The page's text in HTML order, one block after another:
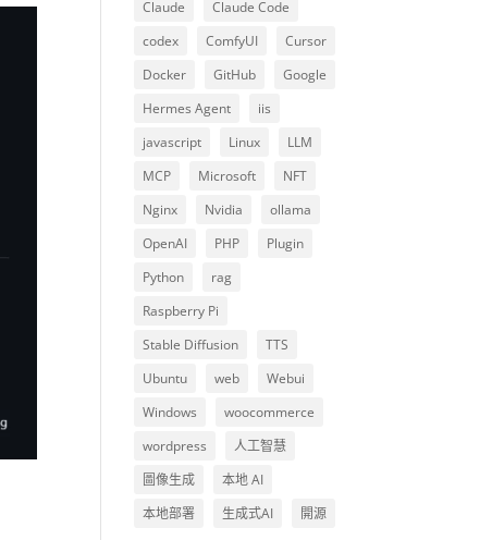
Claude
Claude Code
codex
ComfyUI
Cursor
Docker
GitHub
Google
Hermes Agent
iis
javascript
Linux
LLM
MCP
Microsoft
NFT
Nginx
Nvidia
ollama
OpenAI
PHP
Plugin
Python
rag
Raspberry Pi
Stable Diffusion
TTS
Ubuntu
web
Webui
Windows
woocommerce
wordpress
人工智慧
圖像生成
本地 AI
本地部署
生成式AI 開源